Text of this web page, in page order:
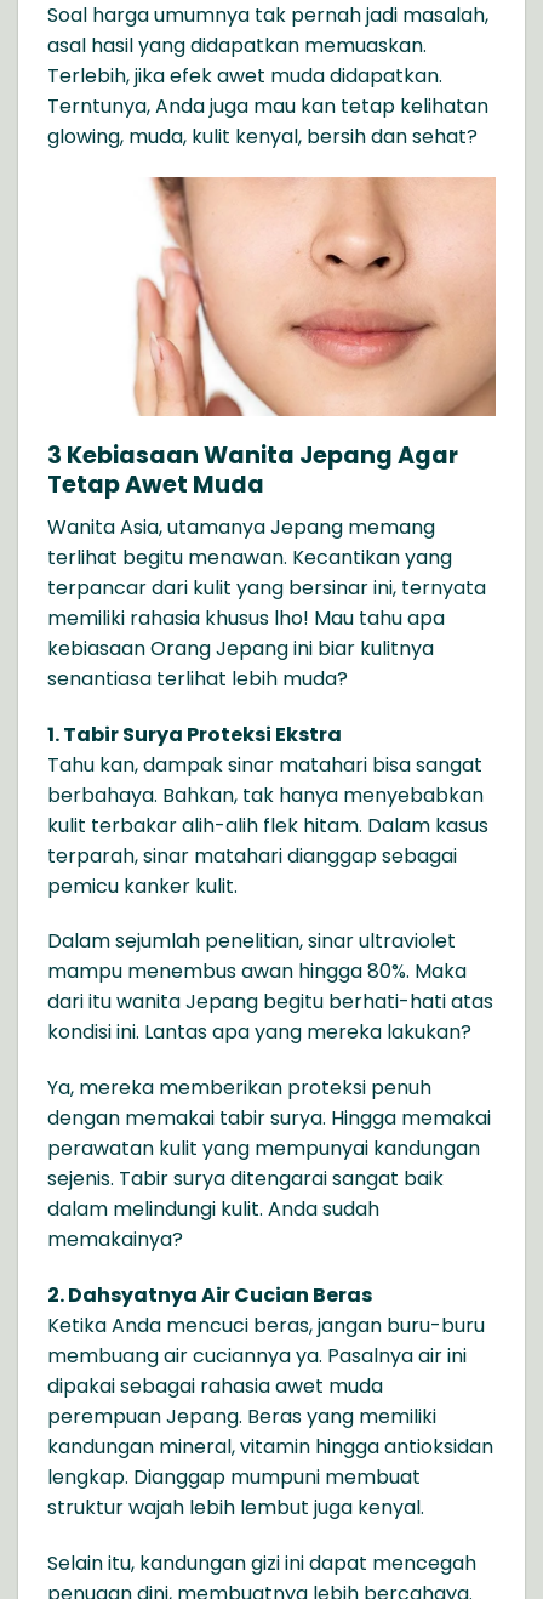
Soal harga umumnya tak pernah jadi masalah,
asal hasil yang didapatkan memuaskan.
Terlebih, jika efek awet muda didapatkan.
Terntunya, Anda juga mau kan tetap kelihatan
glowing, muda, kulit kenyal, bersih dan sehat?
3 Kebiasaan Wanita Jepang Agar
Tetap Awet Muda
Wanita Asia, utamanya Jepang memang
terlihat begitu menawan. Kecantikan yang
terpancar dari kulit yang bersinar ini, ternyata
memiliki rahasia khusus lho! Mau tahu apa
kebiasaan Orang Jepang ini biar kulitnya
senantiasa terlihat lebih muda?
1. Tabir Surya Proteksi Ekstra
Tahu kan, dampak sinar matahari bisa sangat
berbahaya. Bahkan, tak hanya menyebabkan
kulit terbakar alih-alih flek hitam. Dalam kasus
terparah, sinar matahari dianggap sebagai
pemicu kanker kulit.
Dalam sejumlah penelitian, sinar ultraviolet
mampu menembus awan hingga 80%. Maka
dari itu wanita Jepang begitu berhati-hati atas
kondisi ini. Lantas apa yang mereka lakukan?
Ya, mereka memberikan proteksi penuh
dengan memakai tabir surya. Hingga memakai
perawatan kulit yang mempunyai kandungan
sejenis. Tabir surya ditengarai sangat baik
dalam melindungi kulit. Anda sudah
memakainya?
2. Dahsyatnya Air Cucian Beras
Ketika Anda mencuci beras, jangan buru-buru
membuang air cuciannya ya. Pasalnya air ini
dipakai sebagai rahasia awet muda
perempuan Jepang. Beras yang memiliki
kandungan mineral, vitamin hingga antioksidan
lengkap. Dianggap mumpuni membuat
struktur wajah lebih lembut juga kenyal.
Selain itu, kandungan gizi ini dapat mencegah
penuaan dini, membuatnya lebih bercahaya.